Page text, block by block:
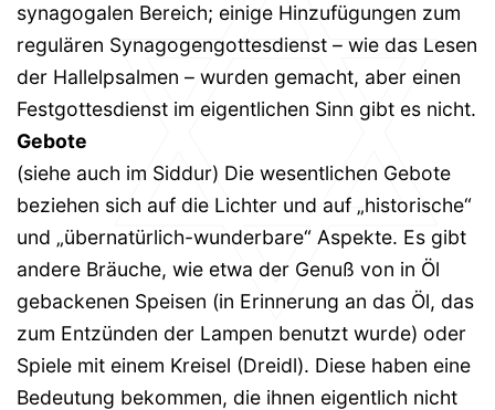
synagogalen Bereich; einige Hinzufügungen zum
regulären Synagogengottesdienst – wie das Lesen
der Hallelpsalmen – wurden gemacht, aber einen
Festgottesdienst im eigentlichen Sinn gibt es nicht.
Gebote
(siehe auch im Siddur) Die wesentlichen Gebote
beziehen sich auf die Lichter und auf „historische“
und „übernatürlich-wunderbare“ Aspekte. Es gibt
andere Bräuche, wie etwa der Genuß von in Öl
gebackenen Speisen (in Erinnerung an das Öl, das
zum Entzünden der Lampen benutzt wurde) oder
Spiele mit einem Kreisel (Dreidl). Diese haben eine
Bedeutung bekommen, die ihnen eigentlich nicht